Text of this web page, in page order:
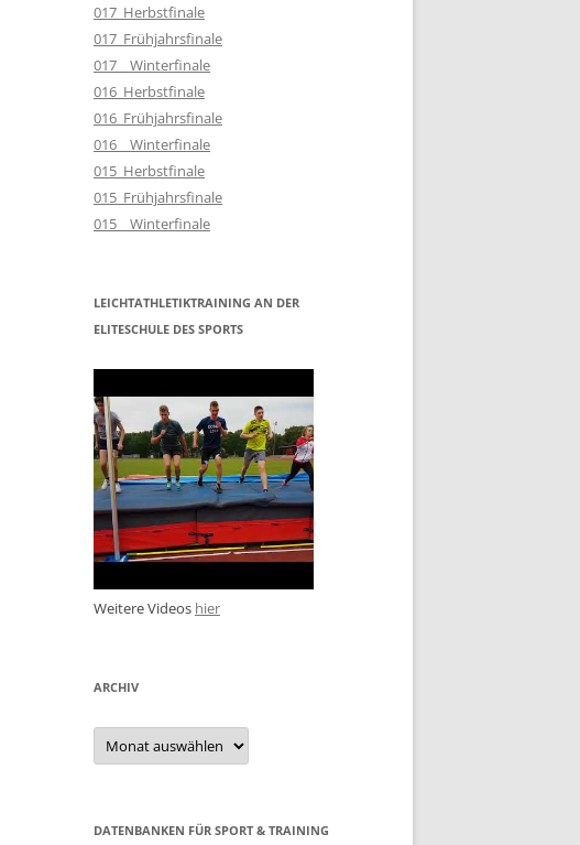
017_Herbstfinale
017_Frühjahrsfinale
017__Winterfinale
016_Herbstfinale
016_Frühjahrsfinale
016__Winterfinale
015_Herbstfinale
015_Frühjahrsfinale
015__Winterfinale
LEICHTATHLETIKTRAINING AN DER
ELITESCHULE DES SPORTS
Weitere Videos hier
ARCHIV
Archiv
DATENBANKEN FÜR SPORT & TRAINING